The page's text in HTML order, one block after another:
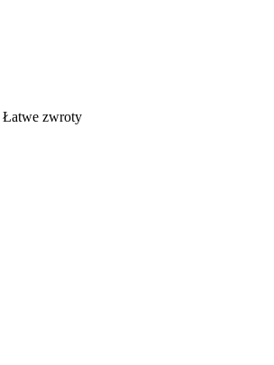
Łatwe zwroty